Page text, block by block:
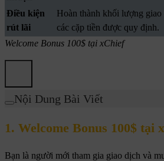
Điều kiện
rút lãi
Hoàn thành khối lượng
các cặp tiền được quy định.
Welcome Bonus 100$ tại xChief
Nội Dung Bài Viết
1. Welcome Bonus 100$ tại
Bạn là người mới tham gia giao dịch và